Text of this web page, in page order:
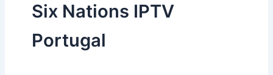
Six Nations IPTV
Portugal